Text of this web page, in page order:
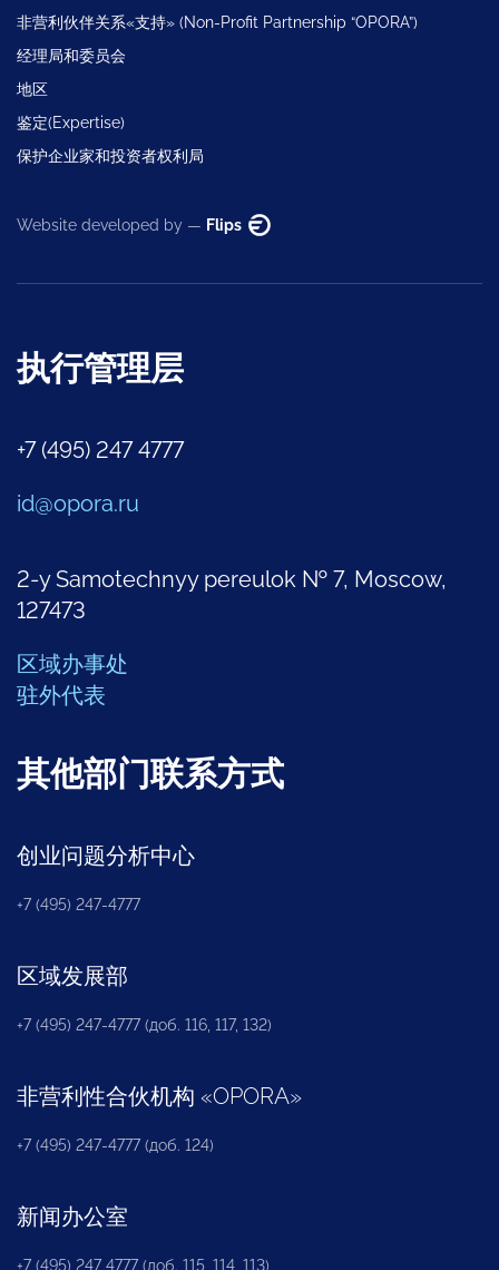
非营利伙伴关系«支持» (Non-Profit Partnership “OPORA”)
经理局和委员会
地区
鉴定(Expertise)
保护企业家和投资者权利局
Website developed by — Flips
执行管理层
+7 (495) 247 4777
id@opora.ru
2-y Samotechnyy pereulok № 7, Moscow,
127473
区域办事处
驻外代表
其他部门联系方式
创业问题分析中心
+7 (495) 247-4777
区域发展部
+7 (495) 247-4777 (доб. 116, 117, 132)
非营利性合伙机构 «OPORA»
+7 (495) 247-4777 (доб. 124)
新闻办公室
+7 (495) 247 4777 (доб. 115, 114, 113)